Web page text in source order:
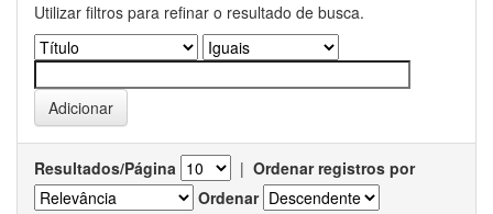
Utilizar filtros para refinar o resultado de busca.
Resultados/Página | Ordenar registros por
Ordenar